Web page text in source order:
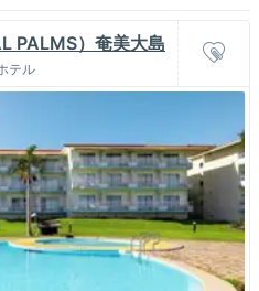
PALMS）奄美大島
テル